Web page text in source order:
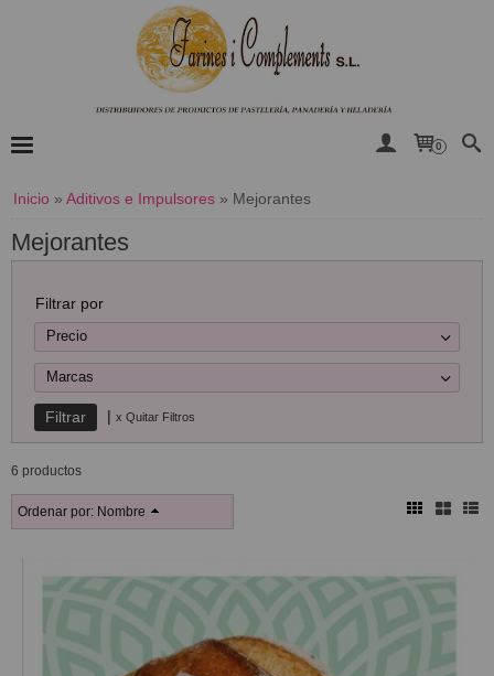
0
Inicio » Aditivos e Impulsores » Mejorantes
Mejorantes
Filtrar por
Precio
Marcas
| x Quitar Filtros
6 productos
Ordenar por: Nombre